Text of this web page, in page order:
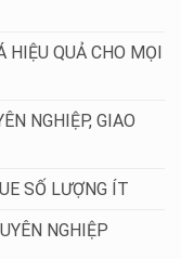
HIỆU QUẢ CHO MỌI
NGHIỆP, GIAO
SỐ LƯỢNG ÍT
NGHIỆP